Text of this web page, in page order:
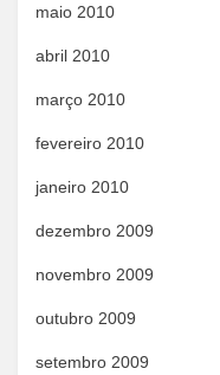
maio 2010
abril 2010
março 2010
fevereiro 2010
janeiro 2010
dezembro 2009
novembro 2009
outubro 2009
setembro 2009